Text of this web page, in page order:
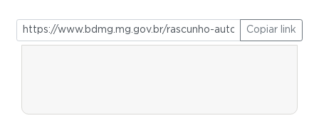
Copiar link